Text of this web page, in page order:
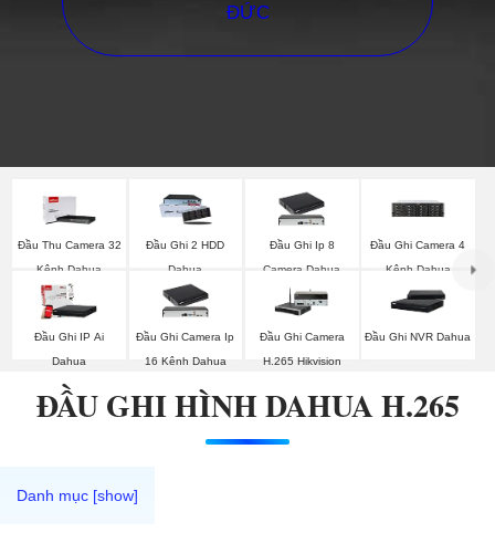
ĐỨC
Đầu Thu Camera 32
Kênh Dahua
Đầu Ghi 2 HDD
Dahua
Đầu Ghi Ip 8
Camera Dahua
Đầu Ghi Camera 4
Kênh Dahua
Đầu Ghi IP Ai
Dahua
Đầu Ghi Camera Ip
16 Kênh Dahua
Đầu Ghi Camera
H.265 Hikvision
Đầu Ghi NVR Dahua
ĐẦU GHI HÌNH DAHUA H.265